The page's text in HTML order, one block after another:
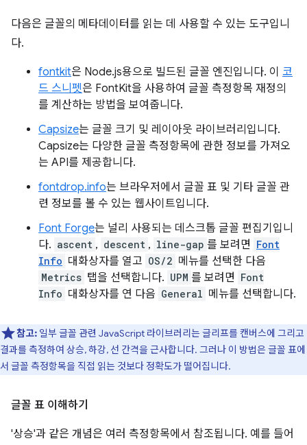
다음은 글꼴의 메타데이터를 읽는 데 사용할 수 있는 도구입니
다.
fontkit은 Node.js용으로 빌드된 글꼴 엔진입니다. 이 코
드 스니펫은 FontKit을 사용하여 글꼴 측정항목 재정의
를 계산하는 방법을 보여줍니다.
Capsize는 글꼴 크기 및 레이아웃 라이브러리입니다.
Capsize는 다양한 글꼴 측정항목에 관한 정보를 가져오
는 API를 제공합니다.
fontdrop.info는 브라우저에서 글꼴 표 및 기타 글꼴 관
련 정보를 볼 수 있는 웹사이트입니다.
Font Forge는 널리 사용되는 데스크톱 글꼴 편집기입니
다. ascent , descent , line-gap 를 보려면 Font
Info 대화상자를 열고 OS/2 메뉴를 선택한 다음
Metrics 탭을 선택합니다. UPM 를 보려면 Font
Info 대화상자를 연 다음 General 메뉴를 선택합니다.
참고: 일부 글꼴 관련 JavaScript 라이브러리는 글리프를 캔버스에 그리고
결과를 측정하여 상승, 하강, 선 간격을 근사합니다. 그러나 이 방법은 글꼴 표에
서 글꼴 측정항목을 직접 읽는 것보다 정확도가 떨어집니다.
글꼴 표 이해하기
'상승'과 같은 개념은 여러 측정항목에서 참조됩니다. 예를 들어